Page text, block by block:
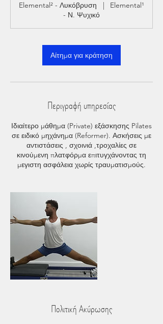
ε
π
τ
Elemental² - Λυκόβρυση |
Elemental¹
- Ν. Ψυχικό
Αίτημα για κράτηση
Περιγραφή υπηρεσίας
Ιδιαίτερο μάθημα (Private) εξάσκησης Pilates
σε ειδικό μηχάνημα (Reformer). Ασκήσεις με
αντιστάσεις , σχοινιά ,τροχαλίες σε
κινούμενη πλατφόρμα επιτυγχάνοντας τη
μεγιστη ασφάλεια χωρίς τραυματισμούς.
Πολιτική Ακύρωσης